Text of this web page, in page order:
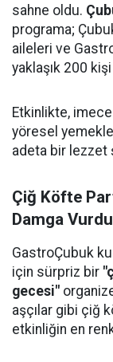
sahne oldu.
programa;
aileleri ve
yaklaşık 200 kişi
Etkinlikte,
yöresel
adeta bir lezzet
Çiğ Köfte
Damga Vurdu
GastroÇubuk
için sürpriz bir
gecesi"
aşçılar gibi çiğ
etkinliğin en